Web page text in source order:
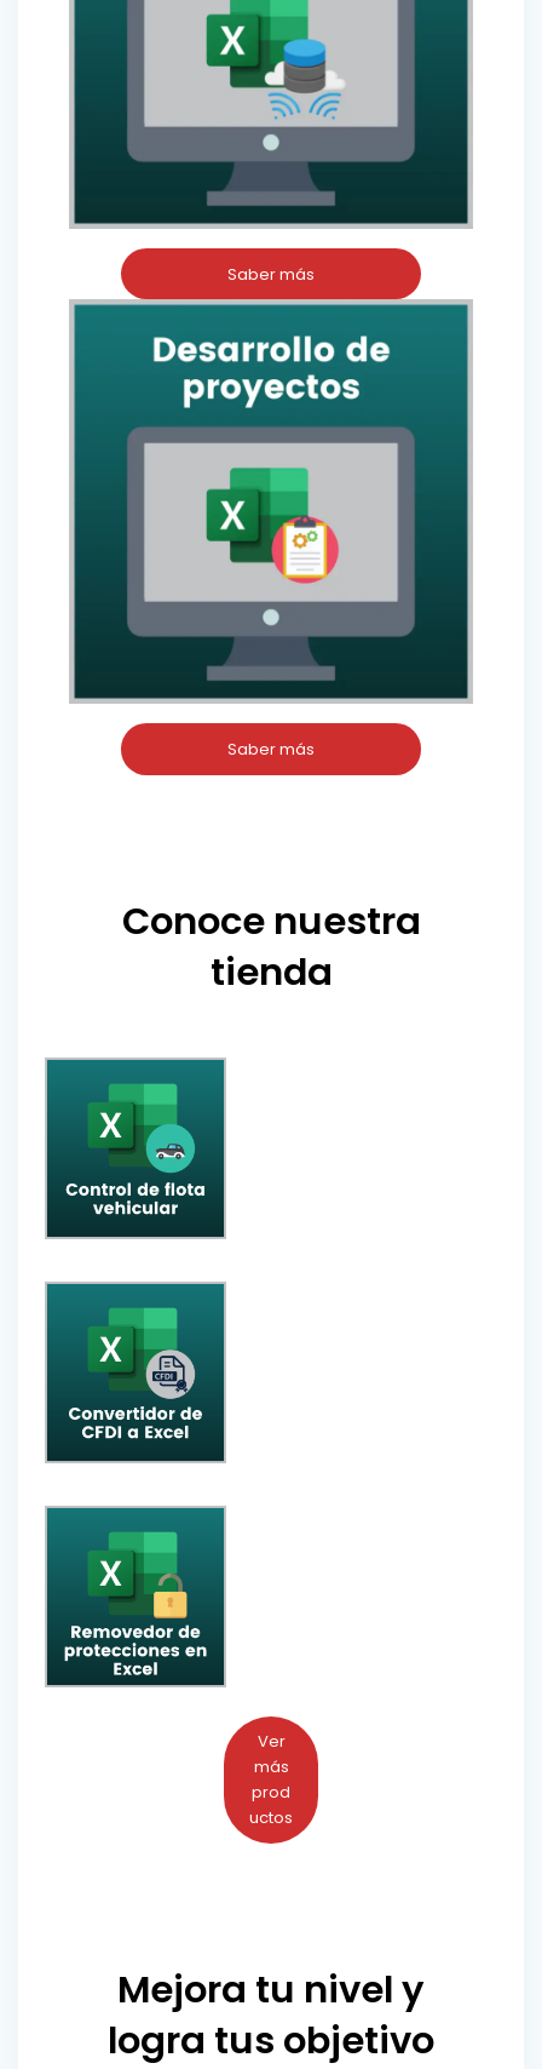
Saber más
Saber más
Conoce nuestra
tienda
Ver
más
prod
uctos
Mejora tu nivel y
logra tus objetivo